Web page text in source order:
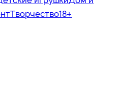
Творчество18+